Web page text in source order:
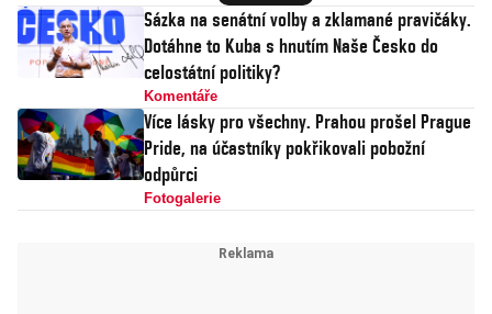
Sázka na senátní volby a zklamané pravičáky.
Dotáhne to Kuba s hnutím Naše Česko do
celostátní politiky?
Komentáře
Více lásky pro všechny. Prahou prošel Prague
Pride, na účastníky pokřikovali pobožní
odpůrci
Fotogalerie